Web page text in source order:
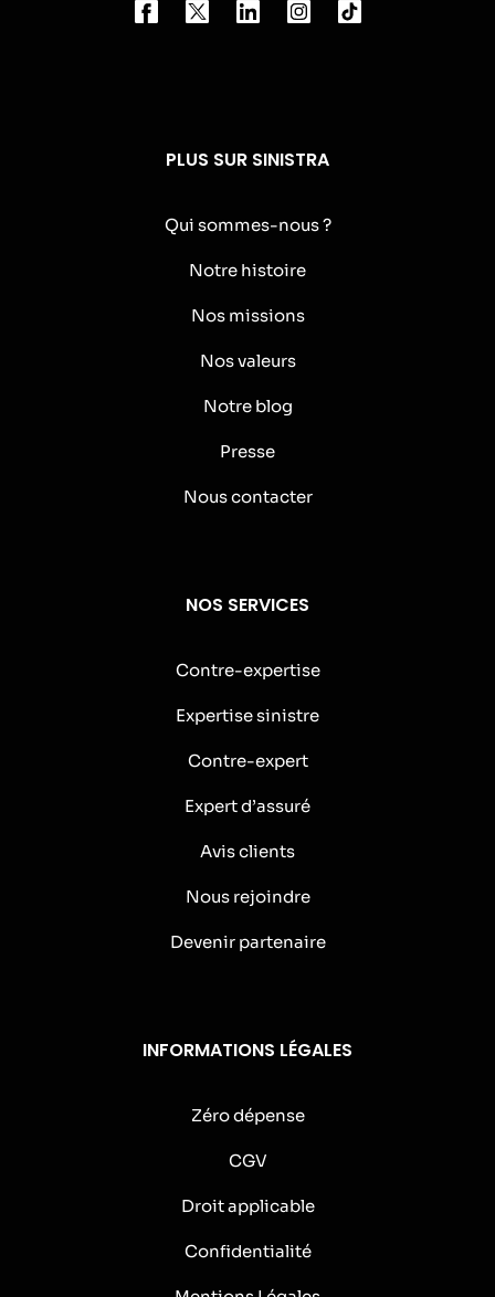
PLUS SUR SINISTRA
Qui sommes-nous ?
Notre histoire
Nos missions
Nos valeurs
Notre blog
Presse
Nous contacter
NOS SERVICES
Contre-expertise
Expertise sinistre
Contre-expert
Expert d’assuré
Avis clients
Nous rejoindre
Devenir partenaire
INFORMATIONS LÉGALES
Zéro dépense
CGV
Droit applicable
Confidentialité